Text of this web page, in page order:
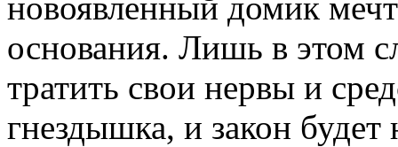
основания. Лишь в этом
тратить свои нервы и
гнездышка, и закон будет